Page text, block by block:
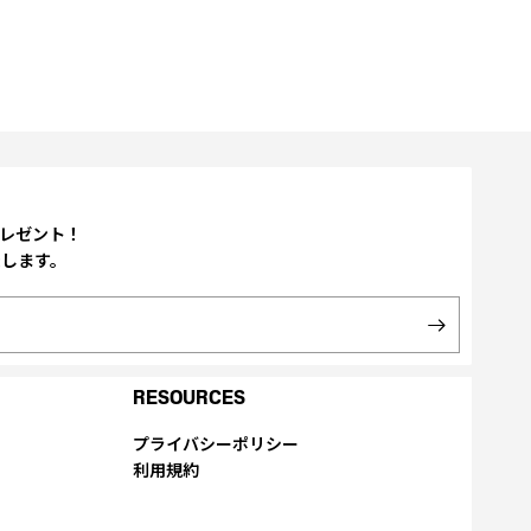
ゼント！
ます。
RESOURCES
プライバシーポリシー
利用規約